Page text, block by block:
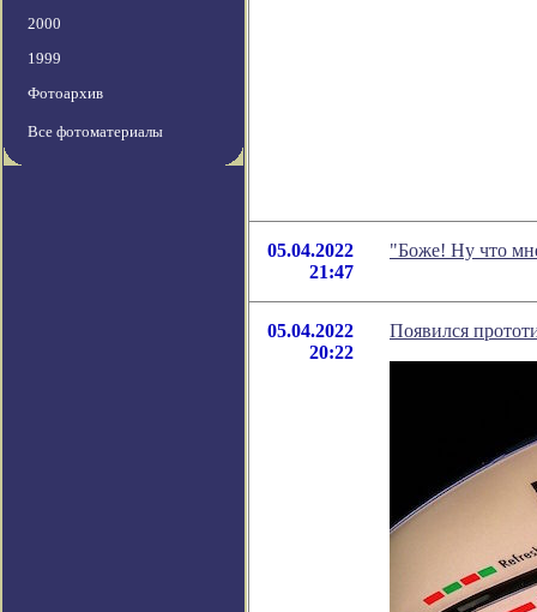
2000
1999
Фотоархив
Все фотоматериалы
05.04.2022
21:47
"Боже! Ну что
05.04.2022
20:22
Появился